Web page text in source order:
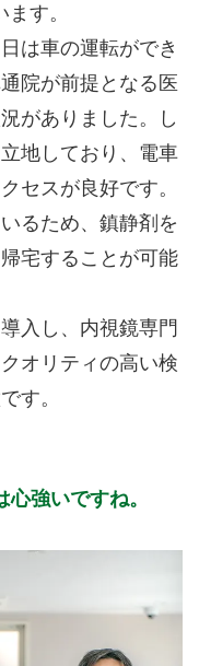
す。
は車の運転ができ
院が前提となる医
がありました。し
地しており、電車
セスが良好です。
るため、鎮静剤を
宅することが可能
入し、内視鏡専門
オリティの高い検
す。
強いですね。